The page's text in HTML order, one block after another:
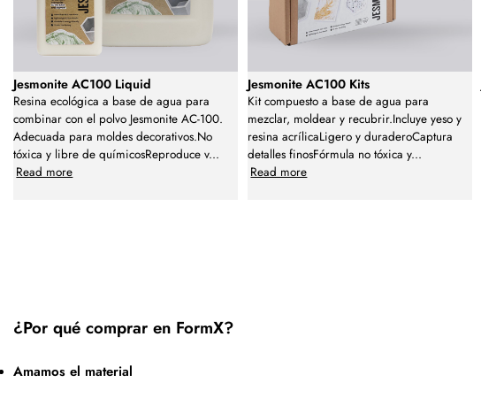
Jesmonite AC100 Liquid
Resina ecológica a base de agua para
combinar con el polvo Jesmonite AC-100.
Adecuada para moldes decorativos.No
tóxica y libre de químicosReproduce v...
Read more
Jesmonite AC100 Kits
Kit compuesto a base de agua para
mezclar, moldear y recubrir.Incluye yeso y
resina acrílicaLigero y duraderoCaptura
detalles finosFórmula no tóxica y...
Read more
¿Por qué comprar en FormX?
Amamos el material